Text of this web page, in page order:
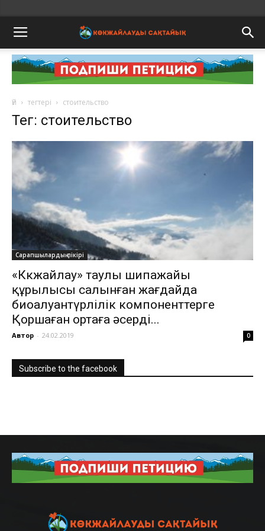
Үй тегтері стоительство
Тег: стоительство
Сарапшылардың пікірі
«Көкжайлау» таулы шипажайы
құрылысы салынған жағдайда
биоалуантүрлілік компоненттерге
Қоршаған ортаға əсерді...
Автор - 24.02.2019 0
Subscribe to the facebook